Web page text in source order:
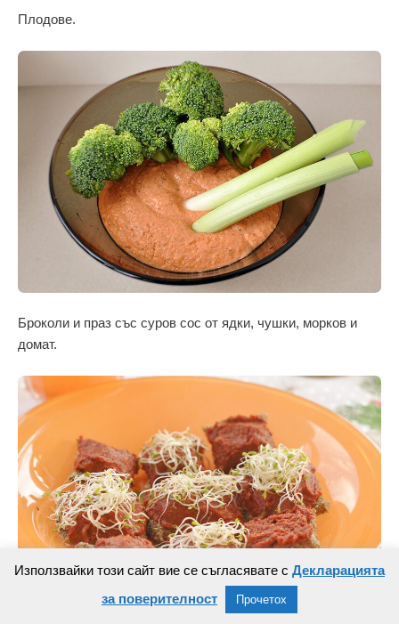
Плодове.
Броколи и праз със суров сос от ядки, чушки, морков и
домат.
Използвайки този сайт вие се съгласявате с Декларацията
за поверителност
Прочетох